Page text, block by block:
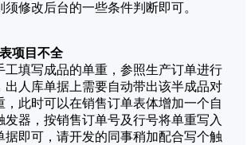
修改后台的一些条件判断即可。
项目不全
工填写成品的单重，参照生产订单进行
出人库单据上需要自动带出该半成品对
，此时可以在销售订单表体增加一个自
发器，按销售订单号及行号将单重写入
据即可，请开发的同事稍加配合写个触